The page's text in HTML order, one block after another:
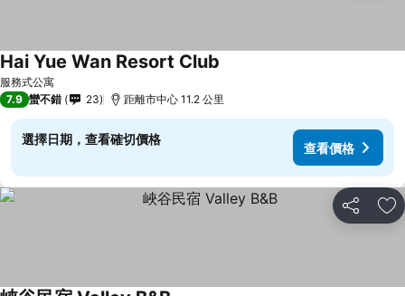
服務式公寓
Hai Yue Wan Resort Club
7.9 蠻不錯 23 距離市中心 11.2 公里
選擇日期，查看確切價格
查看價格
分享 加